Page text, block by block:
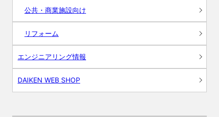
公共・商業施設向け
リフォーム
エンジニアリング情報
DAIKEN WEB SHOP